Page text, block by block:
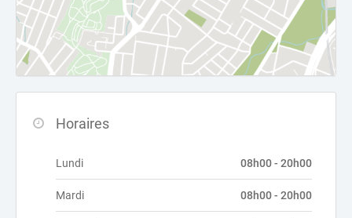
Horaires
Lundi 08h00 - 20h00
Mardi 08h00 - 20h00